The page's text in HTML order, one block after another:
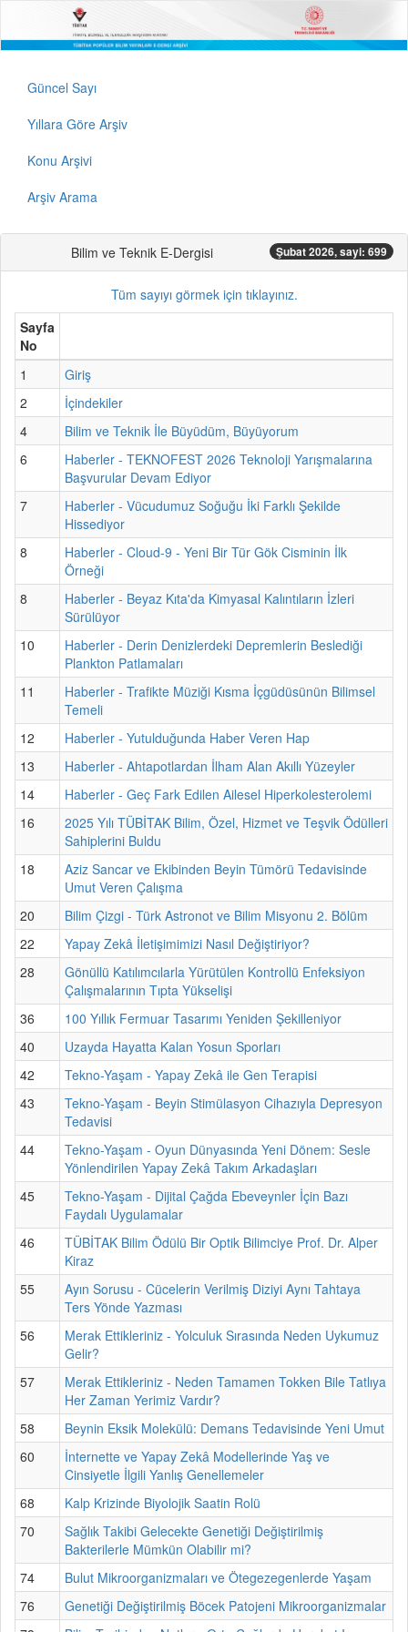
Güncel Sayı
Yıllara Göre Arşiv
Konu Arşivi
Arşiv Arama
Bilim ve Teknik E-Dergisi Şubat 2026, sayi: 699
Tüm sayıyı görmek için tıklayınız.
Sayfa
No
1
Giriş
2
İçindekiler
4
Bilim ve Teknik İle Büyüdüm, Büyüyorum
6
Haberler - TEKNOFEST 2026 Teknoloji Yarışmalarına
Başvurular Devam Ediyor
7
Haberler - Vücudumuz Soğuğu İki Farklı Şekilde
Hissediyor
8
Haberler - Cloud-9 - Yeni Bir Tür Gök Cisminin İlk
Örneği
8
Haberler - Beyaz Kıta'da Kimyasal Kalıntıların İzleri
Sürülüyor
10
Haberler - Derin Denizlerdeki Depremlerin Beslediği
Plankton Patlamaları
11
Haberler - Trafikte Müziği Kısma İçgüdüsünün Bilimsel
Temeli
12
Haberler - Yutulduğunda Haber Veren Hap
13
Haberler - Ahtapotlardan İlham Alan Akıllı Yüzeyler
14
Haberler - Geç Fark Edilen Ailesel Hiperkolesterolemi
16
2025 Yılı TÜBİTAK Bilim, Özel, Hizmet ve Teşvik Ödülleri
Sahiplerini Buldu
18
Aziz Sancar ve Ekibinden Beyin Tümörü Tedavisinde
Umut Veren Çalışma
20
Bilim Çizgi - Türk Astronot ve Bilim Misyonu 2. Bölüm
22
Yapay Zekâ İletişimimizi Nasıl Değiştiriyor?
28
Gönüllü Katılımcılarla Yürütülen Kontrollü Enfeksiyon
Çalışmalarının Tıpta Yükselişi
36
100 Yıllık Fermuar Tasarımı Yeniden Şekilleniyor
40
Uzayda Hayatta Kalan Yosun Sporları
42
Tekno-Yaşam - Yapay Zekâ ile Gen Terapisi
43
Tekno-Yaşam - Beyin Stimülasyon Cihazıyla Depresyon
Tedavisi
44
Tekno-Yaşam - Oyun Dünyasında Yeni Dönem: Sesle
Yönlendirilen Yapay Zekâ Takım Arkadaşları
45
Tekno-Yaşam - Dijital Çağda Ebeveynler İçin Bazı
Faydalı Uygulamalar
46
TÜBİTAK Bilim Ödülü Bir Optik Bilimciye Prof. Dr. Alper
Kiraz
55
Ayın Sorusu - Cücelerin Verilmiş Diziyi Aynı Tahtaya
Ters Yönde Yazması
56
Merak Ettikleriniz - Yolculuk Sırasında Neden Uykumuz
Gelir?
57
Merak Ettikleriniz - Neden Tamamen Tokken Bile Tatlıya
Her Zaman Yerimiz Vardır?
58
Beynin Eksik Molekülü: Demans Tedavisinde Yeni Umut
60
İnternette ve Yapay Zekâ Modellerinde Yaş ve
Cinsiyetle İlgili Yanlış Genellemeler
68
Kalp Krizinde Biyolojik Saatin Rolü
70
Sağlık Takibi Gelecekte Genetiği Değiştirilmiş
Bakterilerle Mümkün Olabilir mi?
74
Bulut Mikroorganizmaları ve Ötegezegenlerde Yaşam
76
Genetiği Değiştirilmiş Böcek Patojeni Mikroorganizmalar